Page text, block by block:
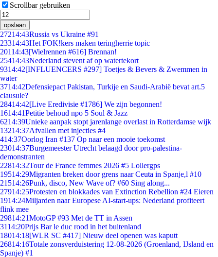
Scrollbar gebruiken
opslaan
27214:43Russia vs Ukraine #91
23314:43Het FOK!kers maken teringherrie topic
20114:43[Wielrennen #616] Brennan!
25414:43Nederland stevent af op watertekort
9314:42[INFLUENCERS #297] Toetjes & Bevers & Zwemmen in
water
3714:42Defensiepact Pakistan, Turkije en Saudi-Arabië bevat art.5
clausule?
28414:42[Live Eredivisie #1786] We zijn begonnen!
1614:41Petitie behoud npo 5 Soul & Jazz
6214:39Unieke aanpak stopt jarenlange overlast in Rotterdamse wijk
13214:37Afvallen met injecties #4
414:37Oorlog Iran #137 Op naar een mooie toekomst
23014:37Burgemeester Utrecht belaagd door pro-palestina-
demonstranten
22814:32Tour de France femmes 2026 #5 Lollergps
19514:29Migranten breken door grens naar Ceuta in Spanje,l #10
21514:26Punk, disco, New Wave of? #60 Sing along...
27914:25Protesten en blokkades van Extinction Rebellion #24 Eieren
1914:24Miljarden naar Europese AI-start-ups: Nederland profiteert
flink mee
29814:21MotoGP #93 Met de TT in Assen
3114:20Prijs Bar le duc rood in het buitenland
18014:18[WLR SC #417] Nieuw deel openen was kaputt
26814:16Totale zonsverduistering 12-08-2026 (Groenland, IJsland en
Spanje) #1